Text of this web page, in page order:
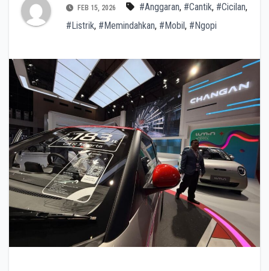
FEB 15, 2026 #Anggaran, #Cantik, #Cicilan,
#Listrik, #Memindahkan, #Mobil, #Ngopi